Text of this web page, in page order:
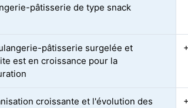
pâtisserie de type snack
pâtisserie surgelée et
est en croissance pour la
croissante et l'évolution des